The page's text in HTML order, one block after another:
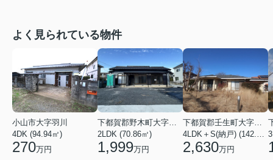
よく見られている物件
小山市大字羽川
4DK (94.94㎡)
270万円
下都賀郡野木町大字友沼
2LDK (70.86㎡)
1,999万円
下都賀郡壬生町大字壬生丁
4LDK＋S(納戸) (142.48㎡)
2,630万円